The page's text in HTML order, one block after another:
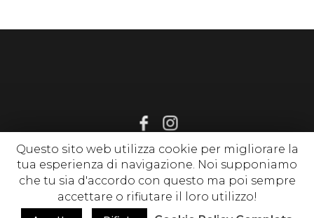
© 2020 www.sognirelax.it , P. Iva 02214650513 | Privacy Policy
| tutti i diritti riservati
Questo sito web utilizza cookie per migliorare la
tua esperienza di navigazione. Noi supponiamo
che tu sia d'accordo con questo ma poi sempre
accettare o rifiutare il loro utilizzo!